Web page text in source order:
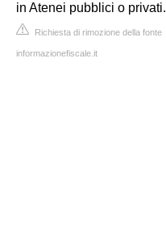
in Atenei pubblici o privati.
Richiesta di rimozione della fonte
informazionefiscale.it